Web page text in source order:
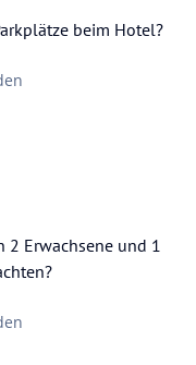
beim Hotel?
2 Erwachsene und 1